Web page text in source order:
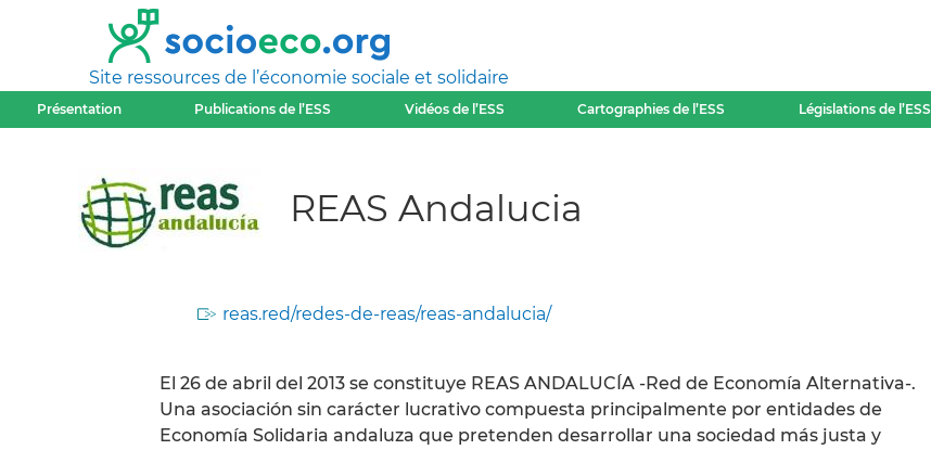
Site ressources de l’économie sociale et solidaire
Présentation Publications de l’ESS Vidéos de l’ESS Cartographies de l’ESS Législations de l’ESS
REAS Andalucia
reas.red/redes-de-reas/reas-andalucia/
El 26 de abril del 2013 se constituye REAS ANDALUCÍA -Red de Economía Alternativa-.
Una asociación sin carácter lucrativo compuesta principalmente por entidades de
Economía Solidaria andaluza que pretenden desarrollar una sociedad más justa y